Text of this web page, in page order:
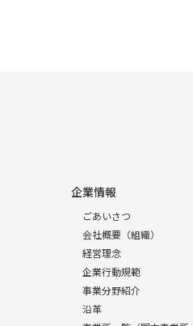
企業情報
ごあいさつ
会社概要（組織）
経営理念
企業行動規範
事業分野紹介
沿革